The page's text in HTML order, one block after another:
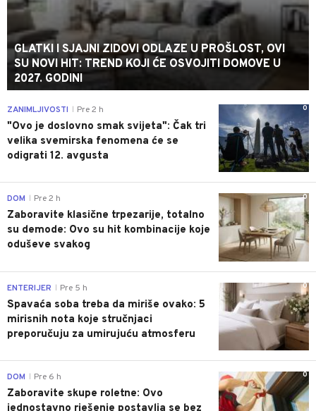
GLATKI I SJAJNI ZIDOVI ODLAZE U PROŠLOST, OVI
SU NOVI HIT: TREND KOJI ĆE OSVOJITI DOMOVE U
2027. GODINI
0
ZANIMLJIVOSTI Pre 2 h
"Ovo je doslovno smak svijeta": Čak tri
velika svemirska fenomena će se
odigrati 12. avgusta
0
DOM Pre 2 h
Zaboravite klasične trpezarije, totalno
su demode: Ovo su hit kombinacije koje
oduševe svakog
0
ENTERIJER Pre 5 h
Spavaća soba treba da miriše ovako: 5
mirisnih nota koje stručnjaci
preporučuju za umirujuću atmosferu
0
DOM Pre 6 h
Zaboravite skupe roletne: Ovo